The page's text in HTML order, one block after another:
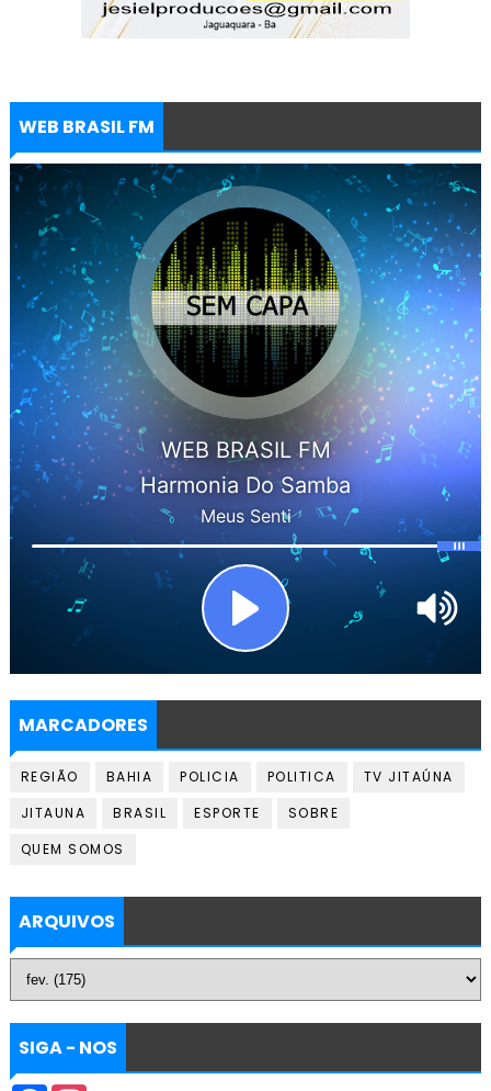
WEB BRASIL FM
MARCADORES
REGIÃO BAHIA POLICIA POLITICA
TV JITAÚNA
JITAUNA
BRASIL ESPORTE
SOBRE
QUEM SOMOS
ARQUIVOS
SIGA - NOS